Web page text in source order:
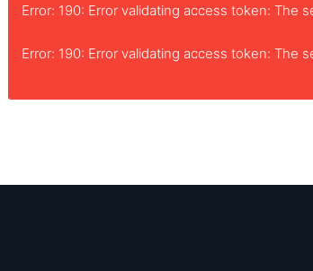
Error: 190: Error validating access token:
Error: 190: Error validating access token: